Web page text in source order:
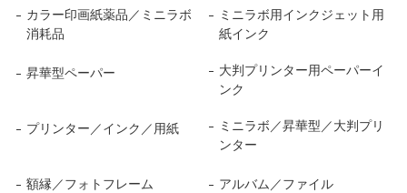
カラー印画紙薬品／ミニラボ
消耗品
ミニラボ用インクジェット用
紙インク
昇華型ペーパー
大判プリンター用ペーパーイ
ンク
プリンター／インク／用紙
ミニラボ／昇華型／大判プリ
ンター
額縁／フォトフレーム アルバム／ファイル